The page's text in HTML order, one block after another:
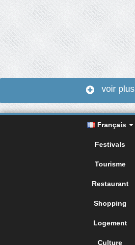
voir plus
Français
Festivals
Tourisme
Restaurant
Shopping
Logement
Culture